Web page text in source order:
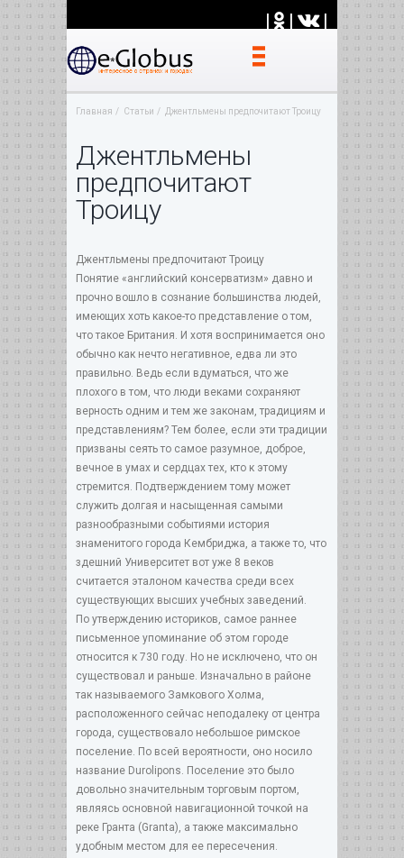
| | |
Главная Статьи Джентльмены предпочитают Троицу
Джентльмены
предпочитают
Троицу
Джентльмены предпочитают Троицу
Понятие «английский консерватизм» давно и
прочно вошло в сознание большинства людей,
имеющих хоть какое-то представление о том,
что такое Британия. И хотя воспринимается оно
обычно как нечто негативное, едва ли это
правильно. Ведь если вдуматься, что же
плохого в том, что люди веками сохраняют
верность одним и тем же законам, традициям и
представлениям? Тем более, если эти традиции
призваны сеять то самое разумное, доброе,
вечное в умах и сердцах тех, кто к этому
стремится. Подтверждением тому может
служить долгая и насыщенная самыми
разнообразными событиями история
знаменитого города Кембриджа, а также то, что
здешний Университет вот уже 8 веков
считается эталоном качества среди всех
существующих высших учебных заведений.
По утверждению историков, самое раннее
письменное упоминание об этом городе
относится к 730 году. Но не исключено, что он
существовал и раньше. Изначально в районе
так называемого Замкового Холма,
расположенного сейчас неподалеку от центра
города, существовало небольшое римское
поселение. По всей вероятности, оно носило
название Durolipons. Поселение это было
довольно значительным торговым портом,
являясь основной навигационной точкой на
реке Гранта (Granta), а также максимально
удобным местом для ее пересечения.